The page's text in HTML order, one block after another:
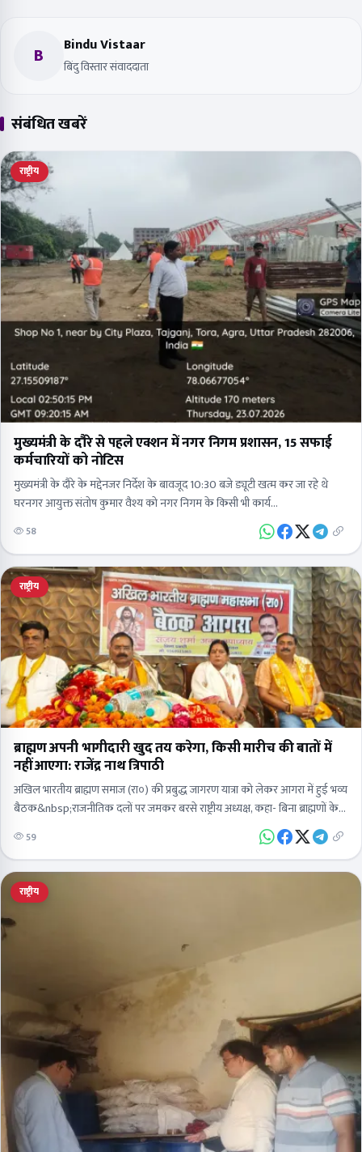
B Bindu Vistaar
बिंदु विस्तार संवाददाता
संबंधित खबरें
राष्ट्रीय
मुख्यमंत्री के दौरे से पहले एक्शन में नगर निगम प्रशासन, 15 सफाई
कर्मचारियों को नोटिस
मुख्यमंत्री के दौरे के मद्देनजर निर्देश के बावजूद 10:30 बजे ड्यूटी खत्म कर जा रहे थे
घरनगर आयुक्त संतोष कुमार वैश्य को नगर निगम के किसी भी कार्य…
58
राष्ट्रीय
ब्राह्मण अपनी भागीदारी खुद तय करेगा, किसी मारीच की बातों में
नहीं आएगा: राजेंद्र नाथ त्रिपाठी
अखिल भारतीय ब्राह्मण समाज (रा०) की प्रबुद्ध जागरण यात्रा को लेकर आगरा में हुई भव्य
बैठक&nbsp;राजनीतिक दलों पर जमकर बरसे राष्ट्रीय अध्यक्ष, कहा- बिना ब्राह्मणों के
कोई नहीं…
59
राष्ट्रीय